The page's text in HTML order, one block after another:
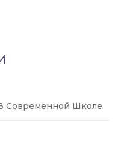
Современной Школе